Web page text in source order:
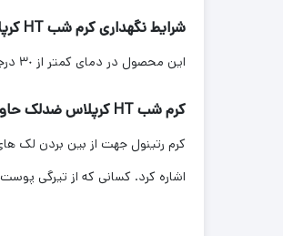
شرایط نگهداری کرم شب HT کرپلاس ضدلک حاوی ویتامین C و رتینول:
این محصول در دمای کمتر از ۳٠ درجه سانتی‌گراد و به دور از نور و رطوبت نگهداری شود و دور از دسترس کودکان قرار گیرد.
کرم شب HT کرپلاس ضدلک حاوی ویتامین C و رتینول
کرم رتینول جهت از بین بردن لک
اشاره کرد. کسانی که از تیرگی